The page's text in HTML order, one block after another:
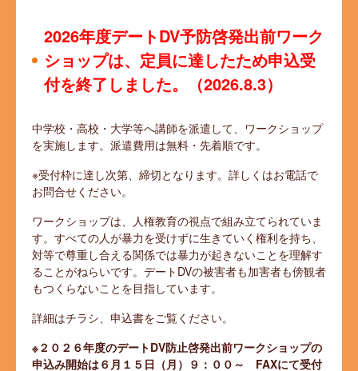
2026年度デートDV予防啓発出前ワーク
ショップは、定員に達したため申込受
付を終了しました。（2026.8.3）
中学校・高校・大学等へ講師を派遣して、ワークショップ
を実施します。派遣費用は無料・先着順です。
※受付枠に達し次第、締切となります。詳しくはお電話で
お問合せください。
ワークショップは、人権教育の視点で組み立てられていま
す。すべての人が暴力を受けずに生きていく権利を持ち、
対等で尊重し合える関係では暴力が起きないことを理解す
ることがねらいです。デートDVの被害者も加害者も傍観者
もつくらないことを目指しています。
詳細はチラシ、申込書をご覧ください。
※２０２６年度のデートDV防止啓発出前ワークショップの
申込み開始は６月１５日（月）９：００～ FAXにて受付